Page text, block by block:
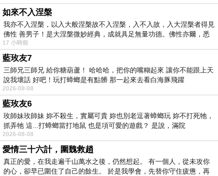
如來不入涅槃
我亦不入涅槃，以入大般涅槃故不入涅槃，入不入故，入大涅槃者得見
佛性 善男子！是大涅槃微妙經典，成就具足無量功德。佛性亦爾，悉
17 小時前
藍玫友7
三師兄三師兄 給你糖葫蘆！ 哈哈哈，把你的嘴糊起來 讓你不能跟上天
說我壞話 好吧！玩打蟑螂是有點髒 那一起來去看白海豚飛躍
2026-08-08
藍玫友6
玫師妹玫師妹 妳不殺生，實屬可貴 妳也別老逗著蟑螂玩 妳不打死牠，
抓弄牠 這...打蟑螂當打地鼠 也是項可愛的遊戲？ 是說，滿院
2026-08-08
愛情三十六計，圍魏救趙
真正的愛，在我走遍千山萬水之後，仍然想起。 有一個人，從未攻你
的心，卻早已圍住了自己的餘生。 於是我學會，先替你守住疲憊，再